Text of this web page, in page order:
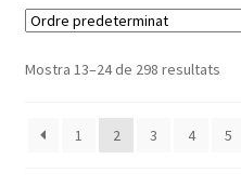
Mostra 13–24 de 298 resultats
1 2 3 4 5